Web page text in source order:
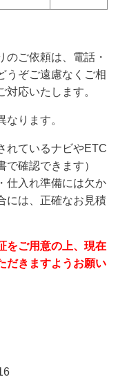
のご依頼は、電話・
うぞご遠慮なくご相
応いたします。
ります。
れているナビやETC
確認できます）
仕入れ準備には欠か
には、正確なお見積
をご用意の上、現在
だきますようお願い